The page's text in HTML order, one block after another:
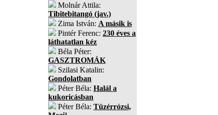
Molnár Attila:
Tibitebitangó (jav.)
Zima István: A másik is
Pintér Ferenc: 230 éves a
láthatatlan kéz
Béla Péter:
GASZTROMÁK
Szilasi Katalin:
Gondolatban
Péter Béla: Halál a
kukoricásban
Péter Béla: Tüzérrózsi,